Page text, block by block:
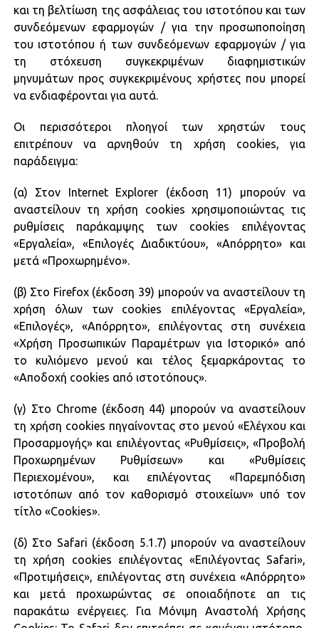
και τη βελτίωση της ασφάλειας του ιστοτόπου και των
συνδεόμενων εφαρμογών / για την προσωποποίηση
του ιστοτόπου ή των συνδεόμενων εφαρμογών / για
τη στόχευση συγκεκριμένων διαφημιστικών
μηνυμάτων προς συγκεκριμένους χρήστες που μπορεί
να ενδιαφέρονται για αυτά.
Οι περισσότεροι πλοηγοί των χρηστών τους
επιτρέπουν να αρνηθούν τη χρήση cookies, για
παράδειγμα:
(α) Στον Internet Explorer (έκδοση 11) μπορούν να
αναστείλουν τη χρήση cookies χρησιμοποιώντας τις
ρυθμίσεις παράκαμψης των cookies επιλέγοντας
«Εργαλεία», «Επιλογές Διαδικτύου», «Απόρρητο» και
μετά «Προχωρημένο».
(β) Στο Firefox (έκδοση 39) μπορούν να αναστείλουν τη
χρήση όλων των cookies επιλέγοντας «Εργαλεία»,
«Επιλογές», «Απόρρητο», επιλέγοντας στη συνέχεια
«Χρήση Προσωπικών Παραμέτρων για Ιστορικό» από
το κυλιόμενο μενού και τέλος ξεμαρκάροντας το
«Αποδοχή cookies από ιστοτόπους».
(γ) Στο Chrome (έκδοση 44) μπορούν να αναστείλουν
τη χρήση cookies πηγαίνοντας στο μενού «Ελέγχου και
Προσαρμογής» και επιλέγοντας «Ρυθμίσεις», «Προβολή
Προχωρημένων Ρυθμίσεων» και «Ρυθμίσεις
Περιεχομένου», και επιλέγοντας «Παρεμπόδιση
ιστοτόπων από τον καθορισμό στοιχείων» υπό τον
τίτλο «Cookies».
(δ) Στο Safari (έκδοση 5.1.7) μπορούν να αναστείλουν
τη χρήση cookies επιλέγοντας «Επιλέγοντας Safari»,
«Προτιμήσεις», επιλέγοντας στη συνέχεια «Απόρρητο»
και μετά προχωρώντας σε οποιαδήποτε απ τις
παρακάτω ενέργειες. Για Μόνιμη Αναστολή Χρήσης